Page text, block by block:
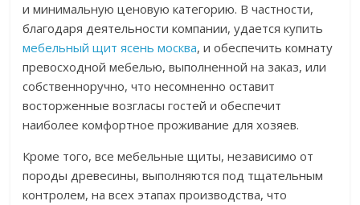
и минимальную ценовую категорию. В частности,
благодаря деятельности компании, удается купить
мебельный щит ясень москва, и обеспечить комнату
превосходной мебелью, выполненной на заказ, или
собственноручно, что несомненно оставит
восторженные возгласы гостей и обеспечит
наиболее комфортное проживание для хозяев.
Кроме того, все мебельные щиты, независимо от
породы древесины, выполняются под тщательным
контролем, на всех этапах производства, что